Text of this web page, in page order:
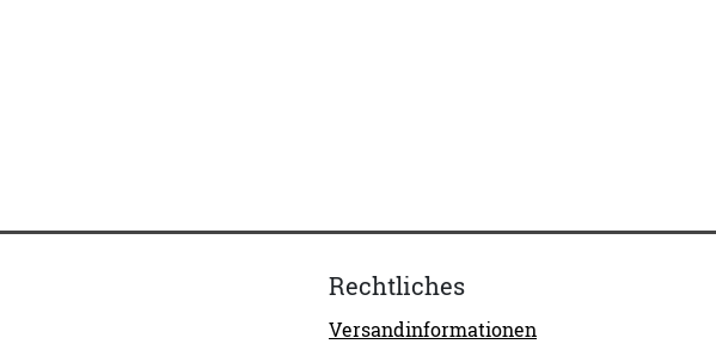
Rechtliches
Versandinformationen